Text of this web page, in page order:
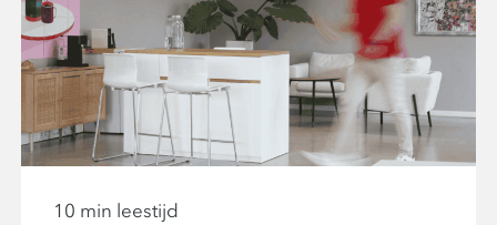
10 min leestijd